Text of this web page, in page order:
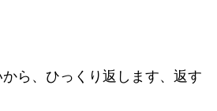
ら、ひっくり返します、返す